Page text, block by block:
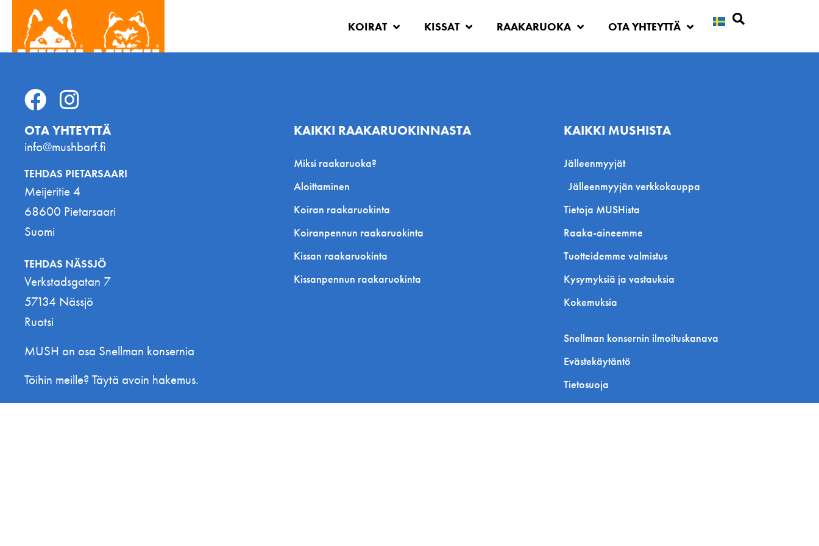
KOIRAT KISSAT RAAKARUOKA OTA YHTEYTTÄ
OTA YHTEYTTÄ
info@mushbarf.fi
TEHDAS PIETARSAARI
Meijeritie 4
68600 Pietarsaari
Suomi
TEHDAS NÄSSJÖ
Verkstadsgatan 7
57134 Nässjö
Ruotsi
MUSH on osa Snellman konsernia
Töihin meille? Täytä avoin hakemus.
KAIKKI RAAKARUOKINNASTA
Miksi raakaruoka?
Aloittaminen
Koiran raakaruokinta
Koiranpennun raakaruokinta
Kissan raakaruokinta
Kissanpennun raakaruokinta
KAIKKI MUSHISTA
Jälleenmyyjät
Jälleenmyyjän verkkokauppa
Tietoja MUSHista
Raaka-aineemme
Tuotteidemme valmistus
Kysymyksiä ja vastauksia
Kokemuksia
Snellman konsernin ilmoituskanava
Evästekäytäntö
Tietosuoja